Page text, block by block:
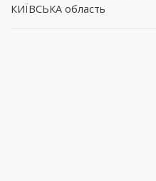
КИЇВСЬКА область